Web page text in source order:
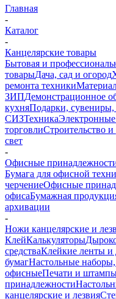
Главная
-
Каталог
-
Канцелярские товары
Бытовая и
товарыДача, сад и огород
ремонта техники
ЗИПДемонстрационное
кухняПодарки, сувениры,
СИЗТехника
торговлиСтроительство
свет
-
Офисные
Бумага для офисной
черчениеОфисные
офисаБумажная
архивации
-
Ножи канцелярские и
КлейКалькуляторы
средстваКлейкие ленты и
бумагНастольные
офисныеПечати и
принадлежности
канцелярские и лезвия